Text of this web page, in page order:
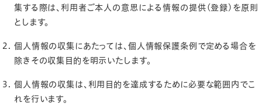
集する際は、利用者ご本人の意思による情報の提供(登録)を原則
とします。
個人情報の収集にあたっては、個人情報保護条例で定める場合を
除きその収集目的を明示いたします。
個人情報の収集は、利用目的を達成するために必要な範囲内でこ
れを行います。